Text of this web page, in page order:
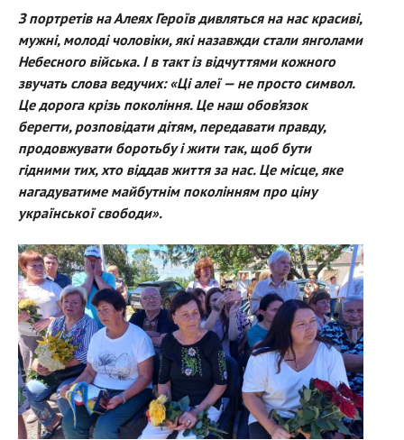
З портретів на Алеях Героїв дивляться на нас красиві,
мужні, молоді чоловіки, які назавжди стали янголами
Небесного війська. І в такт із відчуттями кожного
звучать слова ведучих: «Ці алеї — не просто символ.
Це дорога крізь покоління. Це наш обов’язок
берегти, розповідати дітям, передавати правду,
продовжувати боротьбу і жити так, щоб бути
гідними тих, хто віддав життя за нас. Це місце, яке
нагадуватиме майбутнім поколінням про ціну
української свободи».